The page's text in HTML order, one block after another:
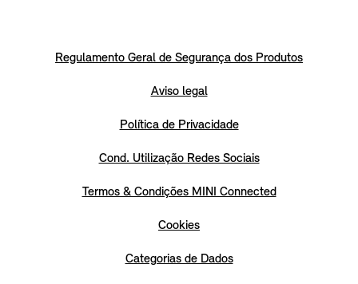
Regulamento Geral de Segurança dos Produtos
Aviso legal
Política de Privacidade
Cond. Utilização Redes Sociais
Termos & Condições MINI Connected
Cookies
Categorias de Dados